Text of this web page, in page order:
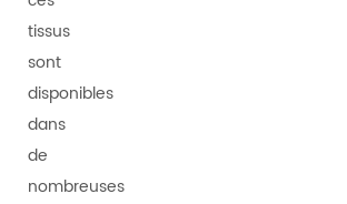
tissus
sont
disponibles
dans
de
nombreuses